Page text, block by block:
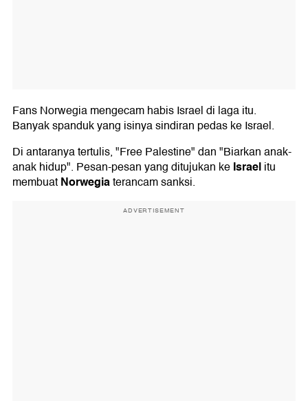
Fans Norwegia mengecam habis Israel di laga itu.
Banyak spanduk yang isinya sindiran pedas ke Israel.
Di antaranya tertulis, "Free Palestine" dan "Biarkan anak-
anak hidup". Pesan-pesan yang ditujukan keIsraelitu
membuatNorwegiaterancam sanksi.
ADVERTISEMENT